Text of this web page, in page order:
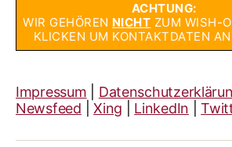
ACHTUNG:
WIR GEHÖREN NICHT ZUM WISH-
KLICKEN UM KONTAKTDATEN
Impressum
Newsfeed |Xing LinkedIn |